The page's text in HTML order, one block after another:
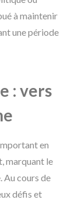
à maintenir
une période
: vers
en
marquant le
Au cours de
défis et